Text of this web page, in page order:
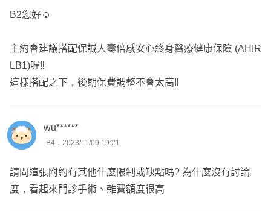
B2您好☺️
主約會建議搭配保誠人壽倍感安心終身醫療健康保險 (AHIR
LB1)喔‼️
這樣搭配之下，後期保費調整不會太高‼️
wu******
B4．2023/11/09 19:21
請問這張附約有其他什麼限制或缺點嗎? 為什麼沒有討論
度，看起來門診手術、雜費額度很高